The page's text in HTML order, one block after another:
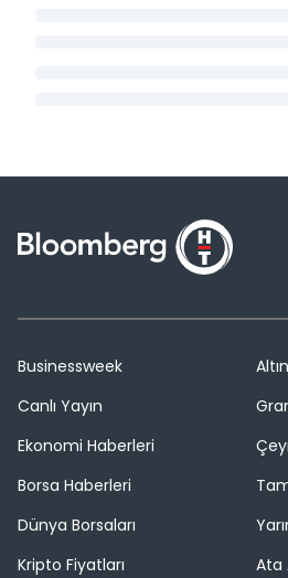
Businessweek
Canlı Yayın
Ekonomi Haberleri
Borsa Haberleri
Dünya Borsaları
Kripto Fiyatları
Ata